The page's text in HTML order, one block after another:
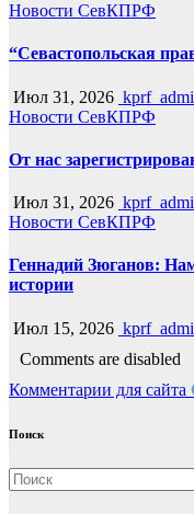
Новости СевКПРФ
“Севастопольская
Июл 31, 2026
Новости СевКПРФ
От нас
Июл 31, 2026
Новости СевКПРФ
Геннадий Зюганов:
истории
Июл 15, 2026
Comments are disabled
Комментарии для сайта
Поиск